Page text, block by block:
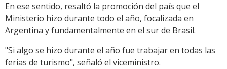
En ese sentido, resaltó la promoción del país que el
Ministerio hizo durante todo el año, focalizada en
Argentina y fundamentalmente en el sur de Brasil.
"Si algo se hizo durante el año fue trabajar en todas las
ferias de turismo", señaló el viceministro.